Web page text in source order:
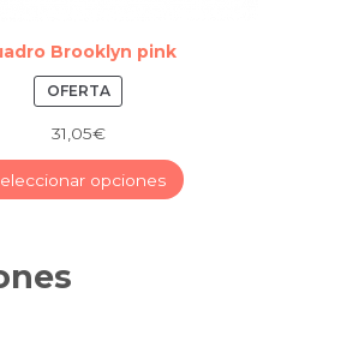
Brooklyn pink
OFERTAPRODUCTO
REBAJADO
31,05€
–
opciones